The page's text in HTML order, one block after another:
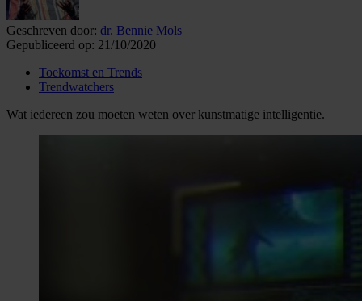
Geschreven door: dr. Bennie Mols
Gepubliceerd op: 21/10/2020
Toekomst en Trends
Trendwatchers
Wat iedereen zou moeten weten over kunstmatige intelligentie.